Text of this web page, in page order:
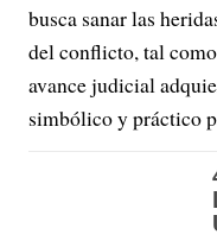
busca sanar las
del conflicto, tal
avance judicial
simbólico y práctico